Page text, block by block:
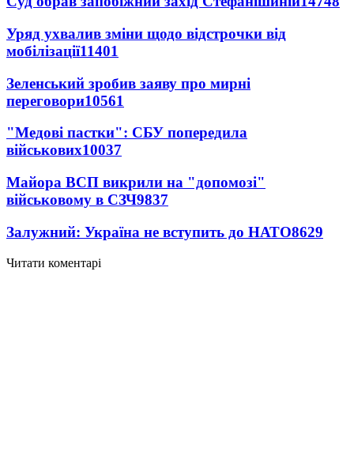
Уряд ухвалив зміни щодо відстрочки від
мобілізації11401
Зеленський зробив заяву про мирні
переговори10561
"Медові пастки": СБУ попередила
військових10037
Майора ВСП викрили на "допомозі"
військовому в СЗЧ9837
Залужний: Україна не вступить до НАТО8629
Читати коментарі